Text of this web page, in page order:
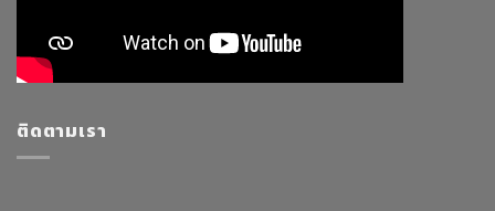
ติดตามเรา